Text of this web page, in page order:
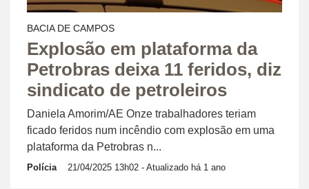
BACIA DE CAMPOS
Explosão em plataforma da
Petrobras deixa 11 feridos, diz
sindicato de petroleiros
Daniela Amorim/AE Onze trabalhadores teriam
ficado feridos num incêndio com explosão em uma
plataforma da Petrobras n...
Polícia 21/04/2025 13h02 - Atualizado há 1 ano